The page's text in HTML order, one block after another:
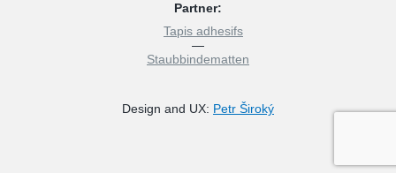
Partner:
Tapis adhesifs
—
Staubbindematten
Design and UX: Petr Široký